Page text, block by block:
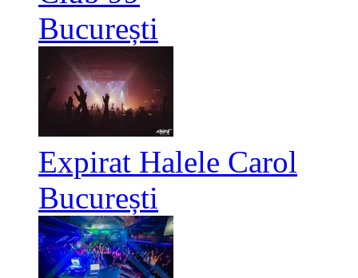
București
Expirat Halele Carol
București